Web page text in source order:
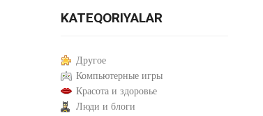
KATEQORIYALAR
Другое
Компьютерные игры
Красота и здоровье
Люди и блоги